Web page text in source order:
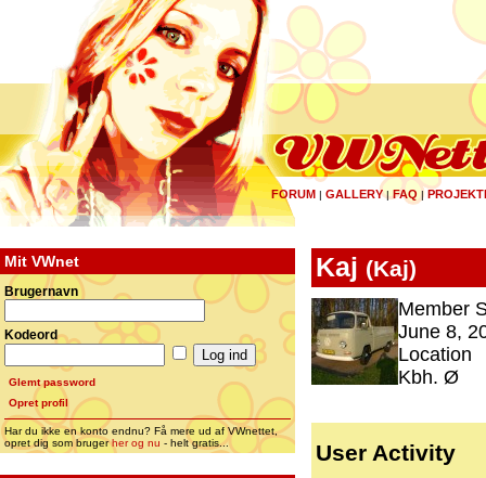
FORUM | GALLERY|FAQ |
Mit VWnet
Brugernavn
Kodeord
Glemt password
Opret profil
Har du ikke en konto endnu? Få mere ud af VWnettet,
opret dig som brugerher og nu - helt gratis...
Kaj (Kaj)
Member
June 8,
Location
Kbh. Ø
User Activity